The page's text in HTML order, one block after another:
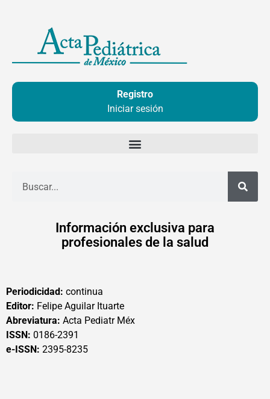
contenido
Registro
Iniciar sesión
Información exclusiva para
profesionales de la salud
Periodicidad: continua
Editor: Felipe Aguilar Ituarte
Abreviatura: Acta Pediatr Méx
ISSN: 0186-2391
e-ISSN: 2395-8235